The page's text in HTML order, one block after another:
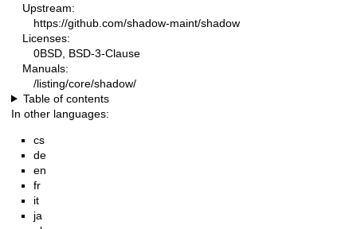
Upstream:
https://github.com/shadow-maint/shadow
Licenses:
0BSD, BSD-3-Clause
Manuals:
/listing/core/shadow/
Table of contents
In other languages:
cs
de
en
fr
it
ja